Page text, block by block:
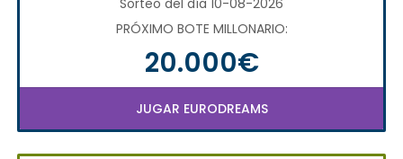
PRÓXIMO BOTE MILLONARIO:
20.000€
JUGAR EURODREAMS